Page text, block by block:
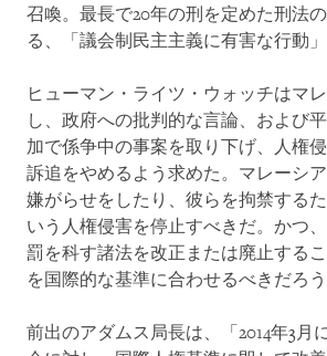
召喚。最長で20年の刑を定めた刑法
る、「議会制民主主義に有害な行動」
ヒューマン・ライツ・ウォッチはマ
し、政府への批判的な言論、および
加で係争中の事案を取り下げ、人権
訴追をやめるよう求めた。マレーシ
嫌がらせをしたり、彼らを拘禁する
いう人権侵害を停止すべきだ。かつ
罰を科す諸法を改正または廃止する
を国際的な基準に合わせるべきだろう
前出のアダムス局長は、「2014年3月